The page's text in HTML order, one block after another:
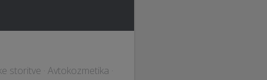
storitve · Avtokozmetika ·